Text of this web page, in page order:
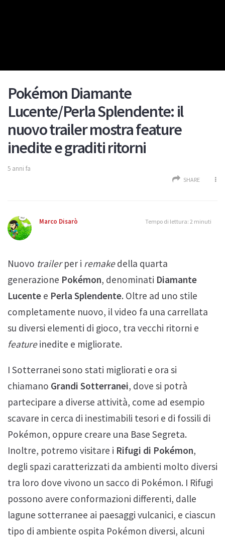
Pokémon Diamante
Lucente/Perla Splendente: il
nuovo trailer mostra feature
inedite e graditi ritorni
5 anni fa
SHARE
Marco Disarò Tempo di lettura: 2 minuti
Nuovo trailerper i remakedella quarta
generazione Pokémon, denominati Diamante
Lucente e Perla Splendente. Oltre ad uno stile
completamente nuovo, il video fa una carrellata
su diversi elementi di gioco, tra vecchi ritorni e
featureinedite e migliorate.
I Sotterranei sono stati migliorati e ora si
chiamano Grandi Sotterranei, dove si potrà
partecipare a diverse attività, come ad esempio
scavare in cerca di inestimabili tesori e di fossili di
Pokémon, oppure creare una Base Segreta.
Inoltre, potremo visitare i Rifugi di Pokémon,
degli spazi caratterizzati da ambienti molto diversi
tra loro dove vivono un sacco di Pokémon. I Rifugi
possono avere conformazioni differenti, dalle
lagune sotterranee ai paesaggi vulcanici, e ciascun
tipo di ambiente ospita Pokémon diversi, alcuni